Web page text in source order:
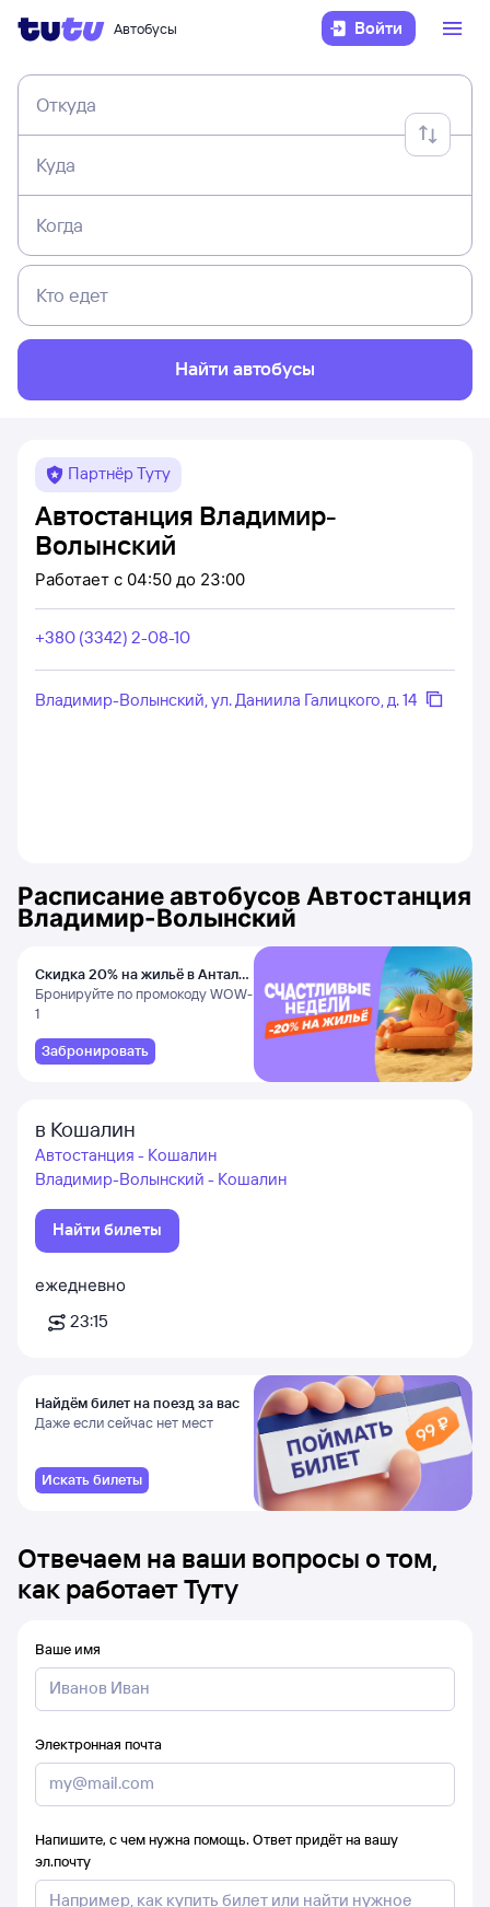
Автобусы Войти
Откуда
Куда
Когда
Кто едет
Найти автобусы
Партнёр Туту
Автостанция Владимир-
Волынский
Работает с 04:50 до 23:00
+380 (3342) 2-08-10
Владимир-Волынский, ул. Даниила Галицкого, д. 14
Расписание автобусов Автостанция
Владимир-Волынский
Скидка 20% на жильё в Анталье
и Даламане
Бронируйте по промокоду WOW-
1
Забронировать
в Кошалин
Автостанция - Кошалин
Владимир-Волынский - Кошалин
Найти билеты
ежедневно
23:15
Найдём билет на поезд за вас
Даже если сейчас нет мест
Искать билеты
Отвечаем на ваши вопросы о том,
как работает Туту
Ваше имя
Электронная почта
Напишите, с чем нужна помощь. Ответ придёт на вашу
эл.почту